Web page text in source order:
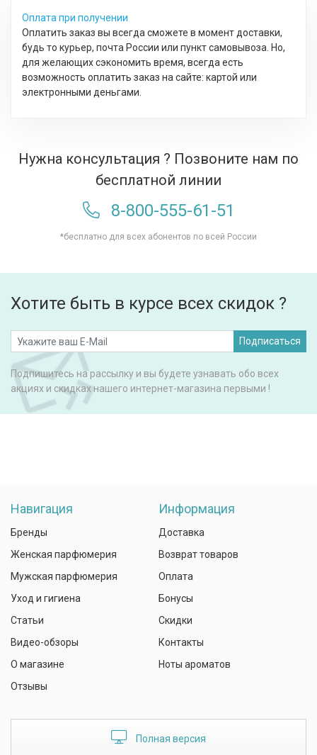
Оплата при получении
Оплатить заказ вы всегда сможете в момент доставки,
будь то курьер, почта России или пункт самовывоза. Но,
для желающих сэкономить время, всегда есть
возможность оплатить заказ на сайте: картой или
электронными деньгами.
Нужна консультация ? Позвоните нам по
бесплатной линии
8-800-555-61-51
*бесплатно для всех абонентов по всей России
Хотите быть в курсе всех скидок ?
Подписаться
Подпишитесь на рассылку и вы будете узнавать обо всех
акциях и скидках нашего интернет-магазина первыми !
Навигация
Бренды
Женская парфюмерия
Мужская парфюмерия
Уход и гигиена
Статьи
Видео-обзоры
О магазине
Отзывы
Информация
Доставка
Возврат товаров
Оплата
Бонусы
Скидки
Контакты
Ноты ароматов
Полная версия